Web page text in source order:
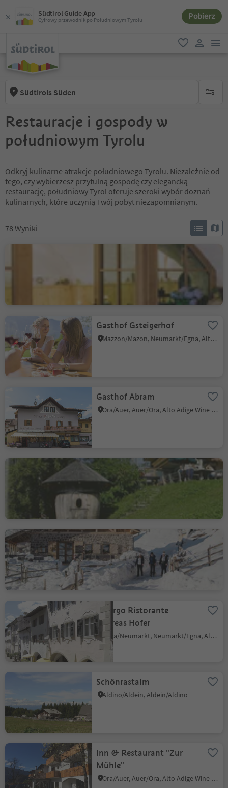
Südtirol Guide App
Cyfrowy przewodnik po Południowym Tyrolu Pobierz
ulubione
Südtirols Süden brak
Restauracje i gospody w
południowym Tyrolu
Odkryj kulinarne atrakcje południowego Tyrolu. Niezależnie od
tego, czy wybierzesz przytulną gospodę czy elegancką
restaurację, południowy Tyrol oferuje szeroki wybór doznań
kulinarnych, które uczynią Twój pobyt niezapomnianym.
78 Wyniki
Cortina s.s.d.V./Kurtinig, Kurtinig an der Weinstraße/Cortina sulla Strada del Vino, Alto Adige Wine Road
Gasthof Gsteigerhof
Mazzon/Mazon, Neumarkt/Egna, Alto Adige Wine Road
Gasthof Abram
Ora/Auer, Auer/Ora, Alto Adige Wine Road
Gasthof Schmiederalm
Aldino/Aldein, Aldein/Aldino
Cisloner Alm
Trodena/Truden, Truden/Trodena
Albergo Ristorante
Andreas Hofer
Egna/Neumarkt, Neumarkt/Egna, Alto Adige Wine Road
Schönrastalm
Aldino/Aldein, Aldein/Aldino
Inn & Restaurant "Zur
Mühle"
Ora/Auer, Auer/Ora, Alto Adige Wine Road